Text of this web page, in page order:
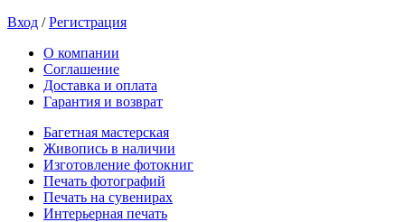
Вход /Регистрация
О компании
Соглашение
Доставка и оплата
Гарантия и возврат
Багетная мастерская
Живопись в наличии
Изготовление фотокниг
Печать фотографий
Печать на сувенирах
Интерьерная печать